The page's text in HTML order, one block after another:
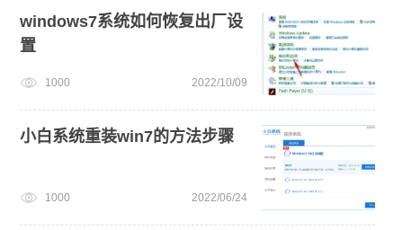
windows7系统如何恢复出厂设
置
1000 2022/10/09
小白系统重装win7的方法步骤
1000 2022/06/24